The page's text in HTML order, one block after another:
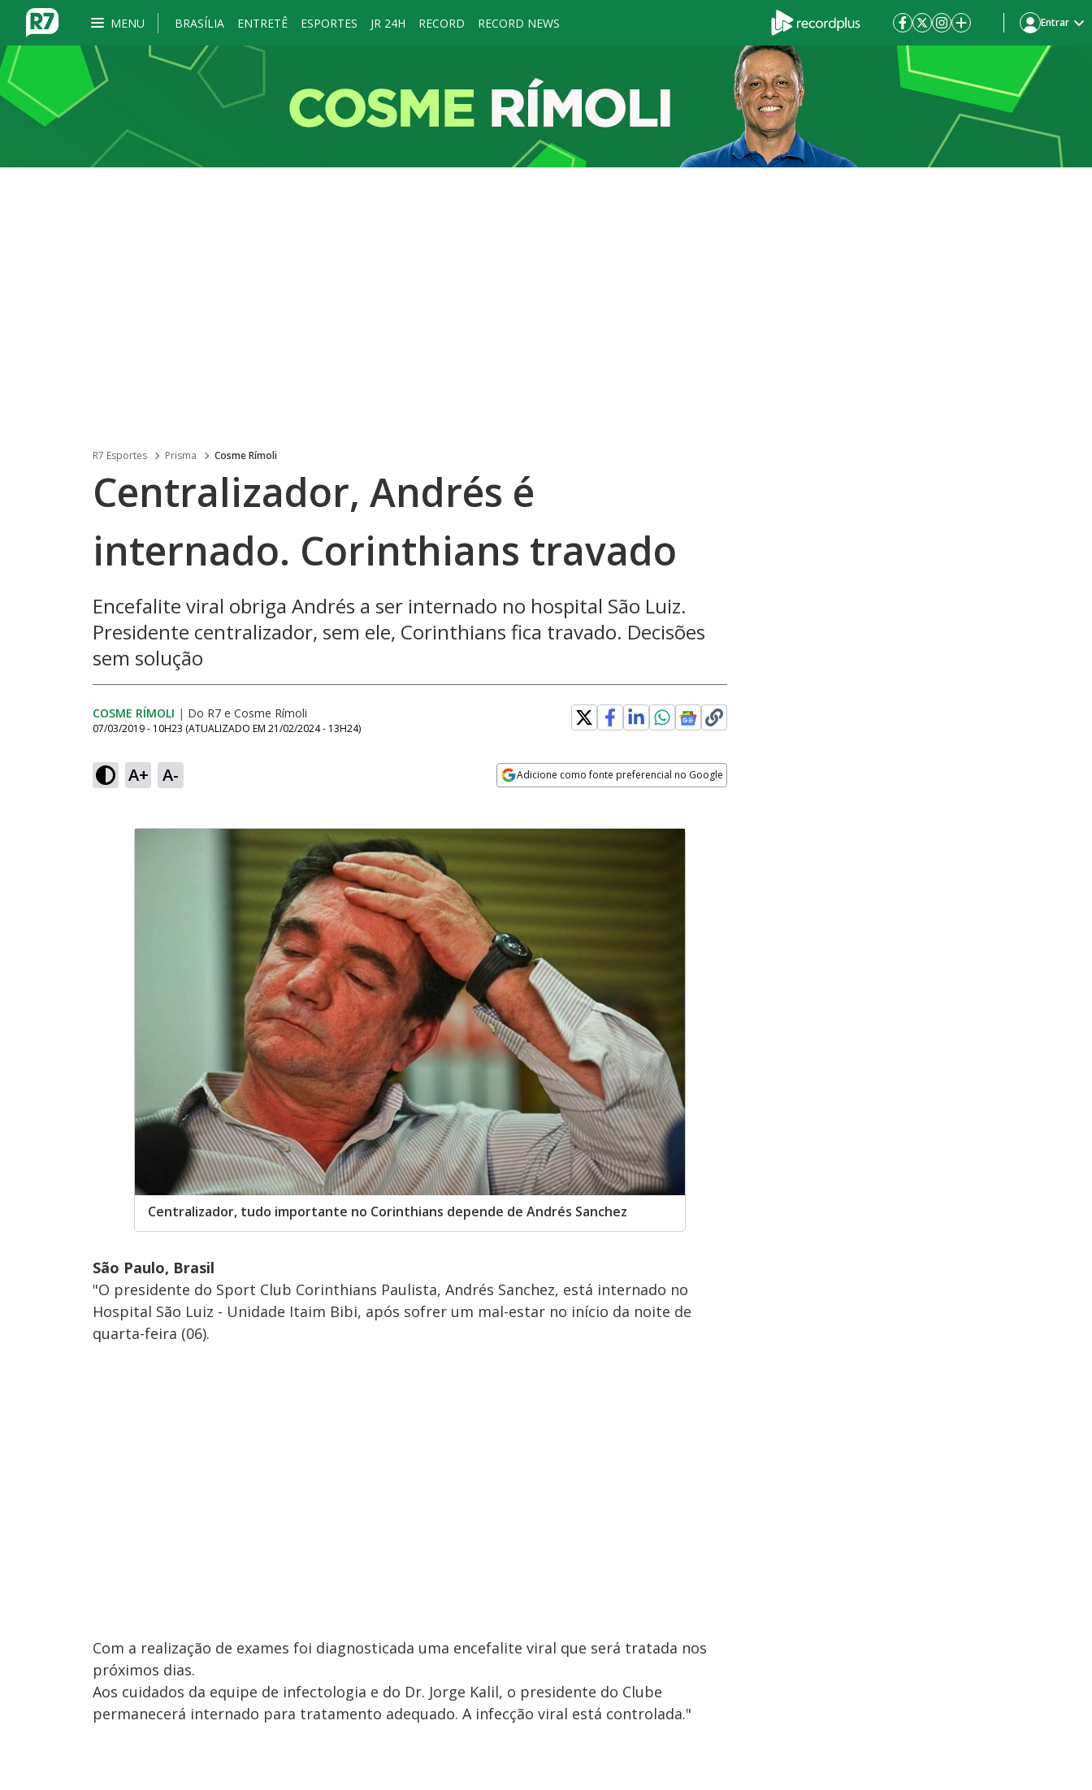
MENU BRASÍLIA ENTRETÊ ESPORTES JR 24H RECORD RECORD NEWS Entrar
R7 Esportes Prisma Cosme Rímoli
Centralizador, Andrés é
internado. Corinthians travado
Encefalite viral obriga Andrés a ser internado no hospital São Luiz.
Presidente centralizador, sem ele, Corinthians fica travado. Decisões
sem solução
COSME RÍMOLI | Do R7 e Cosme Rímoli
07/03/2019 - 10H23 (ATUALIZADO EM 21/02/2024 - 13H24)
A+ A- Adicione como fonte preferencial no Google
Centralizador, tudo importante no Corinthians depende de Andrés Sanchez
São Paulo, Brasil
"O presidente do Sport Club Corinthians Paulista, Andrés Sanchez, está internado no
Hospital São Luiz - Unidade Itaim Bibi, após sofrer um mal-estar no início da noite de
quarta-feira (06).
Com a realização de exames foi diagnosticada uma encefalite viral que será tratada nos
próximos dias.
Aos cuidados da equipe de infectologia e do Dr. Jorge Kalil, o presidente do Clube
permanecerá internado para tratamento adequado. A infecção viral está controlada."